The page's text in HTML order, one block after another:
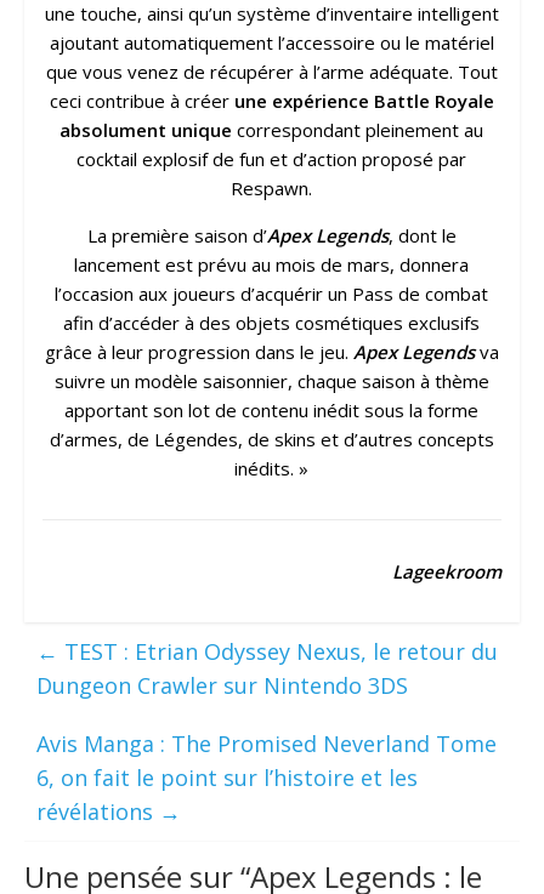
une touche, ainsi qu’un système d’inventaire intelligent
ajoutant automatiquement l’accessoire ou le matériel
que vous venez de récupérer à l’arme adéquate. Tout
ceci contribue à créer une expérience Battle Royale
absolument unique correspondant pleinement au
cocktail explosif de fun et d’action proposé par
Respawn.
La première saison d’Apex Legends, dont le
lancement est prévu au mois de mars, donnera
l’occasion aux joueurs d’acquérir un Pass de combat
afin d’accéder à des objets cosmétiques exclusifs
grâce à leur progression dans le jeu. Apex Legendsva
suivre un modèle saisonnier, chaque saison à thème
apportant son lot de contenu inédit sous la forme
d’armes, de Légendes, de skins et d’autres concepts
inédits. »
Lageekroom
← TEST : Etrian Odyssey Nexus, le retour du
Dungeon Crawler sur Nintendo 3DS
Avis Manga : The Promised Neverland Tome
6, on fait le point sur l’histoire et les
révélations →
Une pensée sur “Apex Legends : le